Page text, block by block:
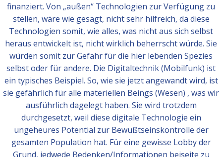
finanziert. Von „außen“ Technologien zur Verfügung zu
stellen, wäre wie gesagt, nicht sehr hilfreich, da diese
Technologien somit, wie alles, was nicht aus sich selbst
heraus entwickelt ist, nicht wirklich beherrscht würde. Sie
würden somit zur Gefahr für die hier lebenden Spezies
selbst oder für andere. Die Digitaltechnik (Mobilfunk) ist
ein typisches Beispiel. So, wie sie jetzt angewandt wird, ist
sie gefährlich für alle materiellen Beings (Wesen) , was wir
ausführlich dagelegt haben. Sie wird trotzdem
durchgesetzt, weil diese digitale Technologie ein
ungeheures Potential zur Bewußtseinskontrolle der
gesamten Population hat. Für eine gewisse Lobby der
Grund, jedwede Bedenken/Informationen beiseite zu